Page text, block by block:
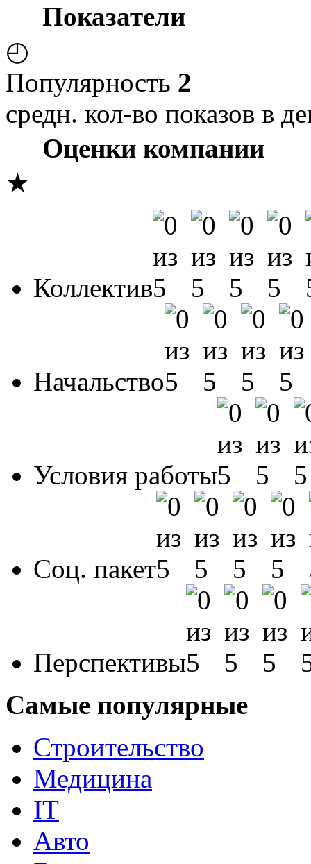
Показатели
◴
Популярность 2
средн. кол-во показов в
Оценки компании
★
Коллектив
Начальство
Условия работы
Соц. пакет
Перспективы
Самые популярные
Строительство
Медицина
IT
Авто